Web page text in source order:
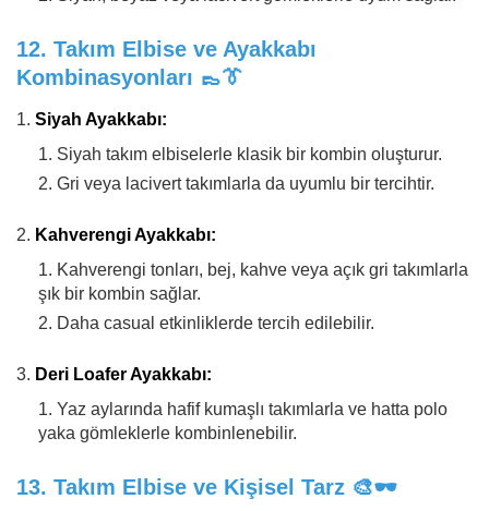
12. Takım Elbise ve Ayakkabı
Kombinasyonları 👞👔
Siyah Ayakkabı:
Siyah takım elbiselerle klasik bir kombin oluşturur.
Gri veya lacivert takımlarla da uyumlu bir tercihtir.
Kahverengi Ayakkabı:
Kahverengi tonları, bej, kahve veya açık gri takımlarla
şık bir kombin sağlar.
Daha casual etkinliklerde tercih edilebilir.
Deri Loafer Ayakkabı:
Yaz aylarında hafif kumaşlı takımlarla ve hatta polo
yaka gömleklerle kombinlenebilir.
13. Takım Elbise ve Kişisel Tarz 🎨🕶️